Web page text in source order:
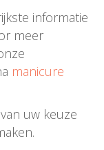
informatie
meer
manicure
uw keuze